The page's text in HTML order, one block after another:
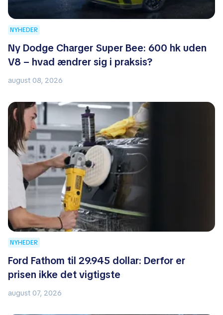
NYHEDER
Ny Dodge Charger Super Bee: 600 hk uden
V8 – hvad ændrer sig i praksis?
august 08, 2026
NYHEDER
Ford Fathom til 29.945 dollar: Derfor er
prisen ikke det vigtigste
august 07, 2026